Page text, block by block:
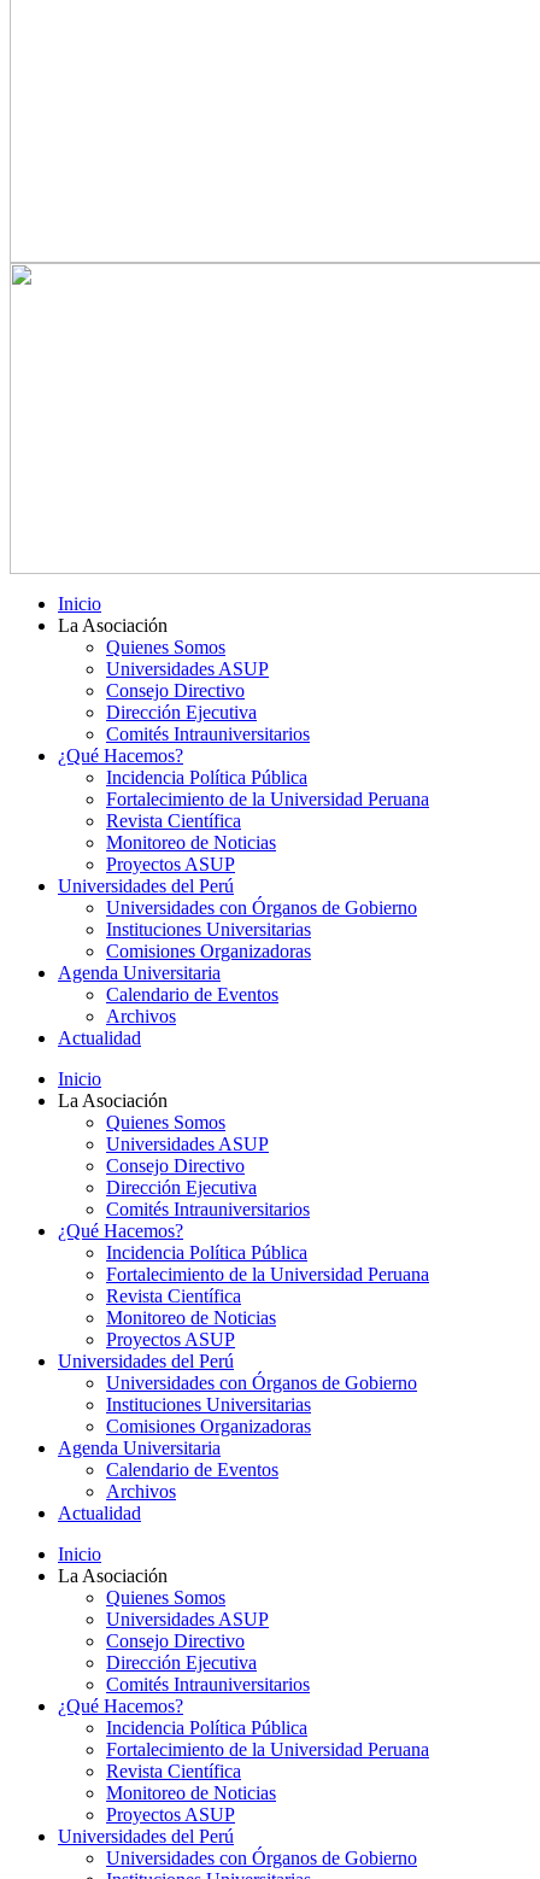
Inicio
La Asociación
Quienes Somos
Universidades ASUP
Consejo Directivo
Dirección Ejecutiva
Comités Intrauniversitarios
¿Qué Hacemos?
Incidencia Política Pública
Fortalecimiento de la Universidad Peruana
Revista Científica
Monitoreo de Noticias
Proyectos ASUP
Universidades del Perú
Universidades con Órganos de Gobierno
Instituciones Universitarias
Comisiones Organizadoras
Agenda Universitaria
Calendario de Eventos
Archivos
Actualidad
Inicio
La Asociación
Quienes Somos
Universidades ASUP
Consejo Directivo
Dirección Ejecutiva
Comités Intrauniversitarios
¿Qué Hacemos?
Incidencia Política Pública
Fortalecimiento de la Universidad Peruana
Revista Científica
Monitoreo de Noticias
Proyectos ASUP
Universidades del Perú
Universidades con Órganos de Gobierno
Instituciones Universitarias
Comisiones Organizadoras
Agenda Universitaria
Calendario de Eventos
Archivos
Actualidad
Inicio
La Asociación
Quienes Somos
Universidades ASUP
Consejo Directivo
Dirección Ejecutiva
Comités Intrauniversitarios
¿Qué Hacemos?
Incidencia Política Pública
Fortalecimiento de la Universidad Peruana
Revista Científica
Monitoreo de Noticias
Proyectos ASUP
Universidades del Perú
Universidades con Órganos de Gobierno